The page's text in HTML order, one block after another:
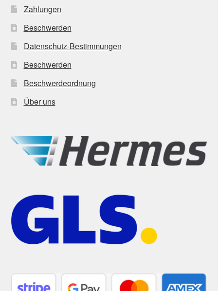
Zahlungen
Beschwerden
Datenschutz-Bestimmungen
Beschwerden
Beschwerdeordnung
Über uns